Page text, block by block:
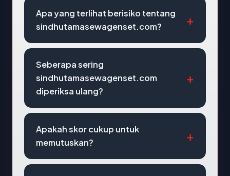
Apa yang terlihat berisiko tentang
sindhutamasewagenset.com?
Seberapa sering
sindhutamasewagenset.com
diperiksa ulang?
Apakah skor cukup untuk
memutuskan?